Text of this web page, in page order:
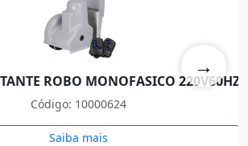
→
ROBO MONOFASICO 220V60HZ
Código: 10000624
Saiba mais